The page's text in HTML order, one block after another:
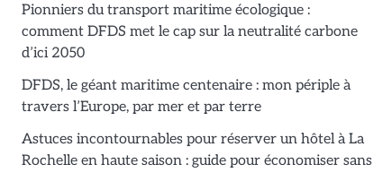
Pionniers du transport maritime écologique :
comment DFDS met le cap sur la neutralité carbone
d’ici 2050
DFDS, le géant maritime centenaire : mon périple à
travers l’Europe, par mer et par terre
Astuces incontournables pour réserver un hôtel à La
Rochelle en haute saison : guide pour économiser sans